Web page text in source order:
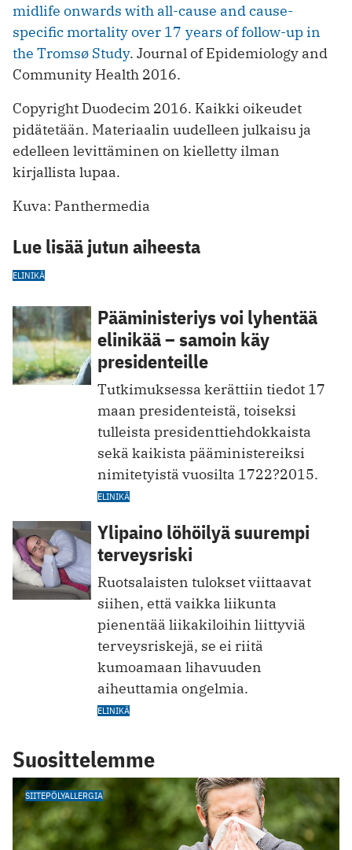
midlife onwards with all-cause and cause-
specific mortality over 17 years of follow-up in
the Tromsø Study. Journal of Epidemiology and
Community Health 2016.
Copyright Duodecim 2016. Kaikki oikeudet
pidätetään. Materiaalin uudelleen julkaisu ja
edelleen levittäminen on kielletty ilman
kirjallista lupaa.
Kuva: Panthermedia
Lue lisää jutun aiheesta
ELINIKÄ
Pääministeriys voi lyhentää
elinikää – samoin käy
presidenteille
Tutkimuksessa kerättiin tiedot 17
maan presidenteistä, toiseksi
tulleista presidenttiehdokkaista
sekä kaikista pääministereiksi
nimitetyistä vuosilta 1722?2015.
ELINIKÄ
Ylipaino löhöilyä suurempi
terveysriski
Ruotsalaisten tulokset viittaavat
siihen, että vaikka liikunta
pienentää liikakiloihin liittyviä
terveysriskejä, se ei riitä
kumoamaan lihavuuden
aiheuttamia ongelmia.
ELINIKÄ
Suosittelemme
SIITEPÖLYALLERGIA